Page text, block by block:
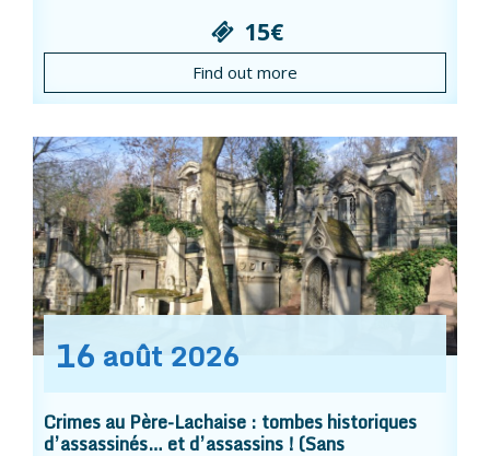
15€
Find out more
16 août 2026
Crimes au Père-Lachaise : tombes historiques
d’assassinés… et d’assassins ! (Sans